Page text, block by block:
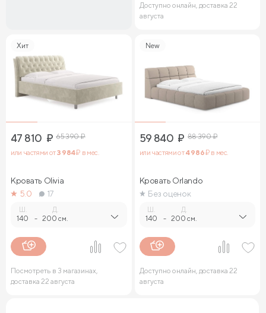
Доступно онлайн, доставка 22
августа
Хит
47 810 ₽ 65 390₽
или частями от3 984₽ в мес.
Кровать Olivia
5.0
17
140 -
Д.
200 см.
Посмотреть в 3 магазинах,
доставка 22 августа
New
59 840 ₽ 88 390₽
или частями от4 986₽ в мес.
Кровать Orlando
Без оценок
140 -
Д.
200 см.
Доступно онлайн, доставка 22
августа